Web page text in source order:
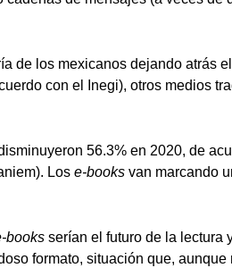
de los mexicanos dejando atrás
con el Inegi), otros medios
56.3% en 2020, de
Los e-books van marcando
books serían el futuro de la lectura
formato, situación que, aunque